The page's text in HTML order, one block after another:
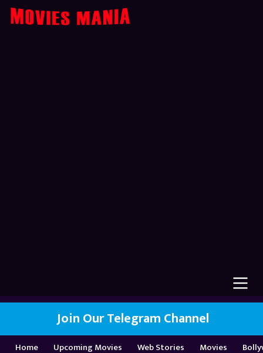
Join Our Telegram Channel
Home Upcoming Movies Web Stories Movies